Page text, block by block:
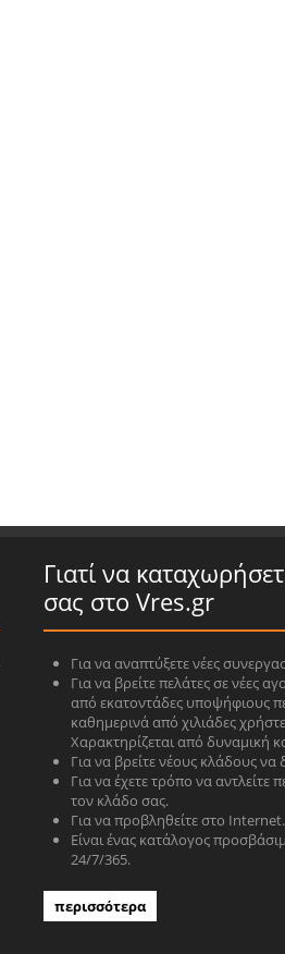
Γιατί να
σας στο Vres.gr
Για να αναπτύξετε νέες
Για να βρείτε πελάτες σε νέες
από εκατοντάδες υποψήφιους
καθημερινά από χιλιάδες
Χαρακτηρίζεται από δυναμική
Για να βρείτε νέους κλάδους να
Για να έχετε τρόπο να
τον κλάδο σας.
Για να προβληθείτε στο Internet.
Είναι ένας κατάλογος
24/7/365.
περισσότερα